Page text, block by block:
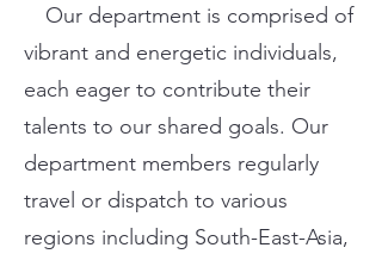
Our department is comprised of
vibrant and energetic individuals,
each eager to contribute their
talents to our shared goals. Our
department members regularly
travel or dispatch to various
regions including South-East-Asia,